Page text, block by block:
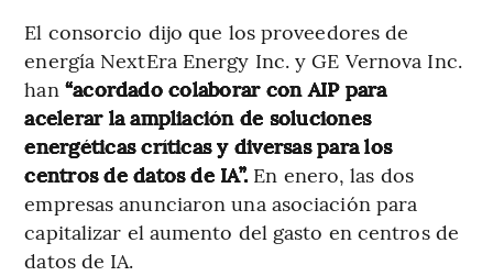
El consorcio dijo que los proveedores de
energía NextEra Energy Inc. y GE Vernova Inc.
han “acordado colaborar con AIP para
acelerar la ampliación de soluciones
energéticas críticas y diversas para los
centros de datos de IA”. En enero, las dos
empresas anunciaron una asociación para
capitalizar el aumento del gasto en centros de
datos de IA.